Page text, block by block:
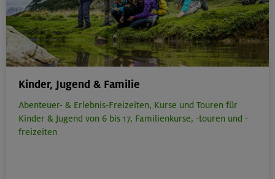
Kinder, Jugend & Familie
Abenteuer- & Erlebnis-Freizeiten, Kurse und Touren für
Kinder & Jugend von 6 bis 17, Familienkurse, -touren und -
freizeiten